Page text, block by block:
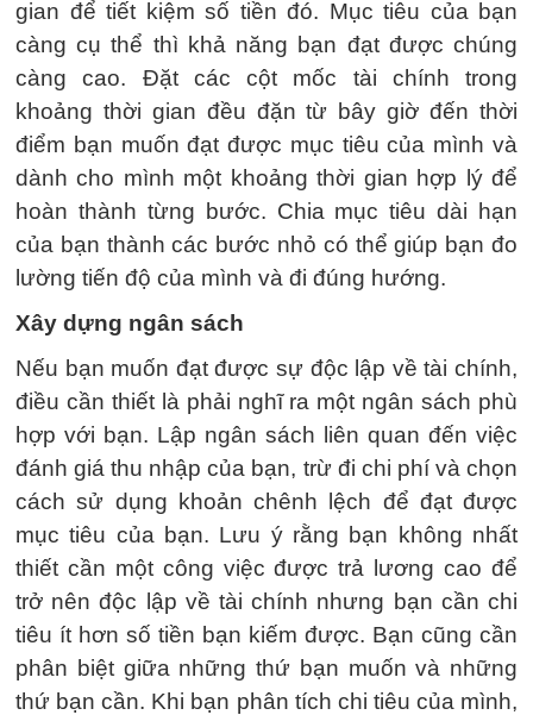
gian để tiết kiệm số tiền đó. Mục tiêu của bạn
càng cụ thể thì khả năng bạn đạt được chúng
càng cao. Đặt các cột mốc tài chính trong
khoảng thời gian đều đặn từ bây giờ đến thời
điểm bạn muốn đạt được mục tiêu của mình và
dành cho mình một khoảng thời gian hợp lý để
hoàn thành từng bước. Chia mục tiêu dài hạn
của bạn thành các bước nhỏ có thể giúp bạn đo
lường tiến độ của mình và đi đúng hướng.
Xây dựng ngân sách
Nếu bạn muốn đạt được sự độc lập về tài chính,
điều cần thiết là phải nghĩ ra một ngân sách phù
hợp với bạn. Lập ngân sách liên quan đến việc
đánh giá thu nhập của bạn, trừ đi chi phí và chọn
cách sử dụng khoản chênh lệch để đạt được
mục tiêu của bạn. Lưu ý rằng bạn không nhất
thiết cần một công việc được trả lương cao để
trở nên độc lập về tài chính nhưng bạn cần chi
tiêu ít hơn số tiền bạn kiếm được. Bạn cũng cần
phân biệt giữa những thứ bạn muốn và những
thứ bạn cần. Khi bạn phân tích chi tiêu của mình,